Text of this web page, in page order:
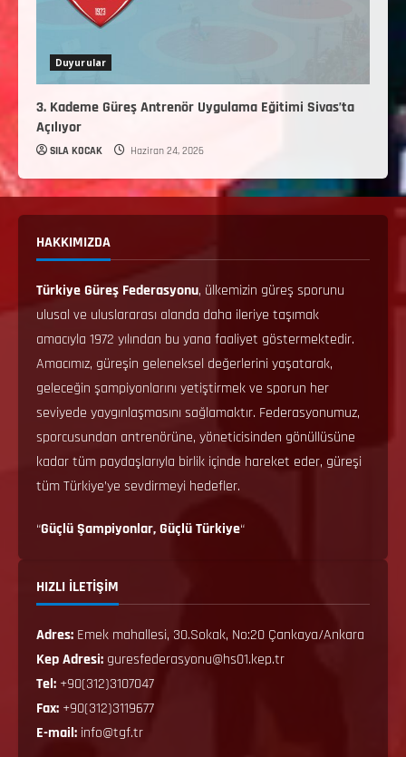
Duyurular
3. Kademe Güreş Antrenör Uygulama Eğitimi Sivas’ta
Açılıyor
SILA KOCAK Haziran 24, 2026
HAKKIMIZDA
Türkiye Güreş Federasyonu, ülkemizin güreş sporunu
ulusal ve uluslararası alanda daha ileriye taşımak
amacıyla 1972 yılından bu yana faaliyet göstermektedir.
Amacımız, güreşin geleneksel değerlerini yaşatarak,
geleceğin şampiyonlarını yetiştirmek ve sporun her
seviyede yaygınlaşmasını sağlamaktır. Federasyonumuz,
sporcusundan antrenörüne, yöneticisinden gönüllüsüne
kadar tüm paydaşlarıyla birlik içinde hareket eder, güreşi
tüm Türkiye’ye sevdirmeyi hedefler.
“Güçlü Şampiyonlar, Güçlü Türkiye“
HIZLI İLETİŞİM
Adres: Emek mahallesi, 30.Sokak, No:20 Çankaya/Ankara
Kep Adresi: guresfederasyonu@hs01.kep.tr
Tel: +90(312)3107047
Fax: +90(312)3119677
E-mail: info@tgf.tr